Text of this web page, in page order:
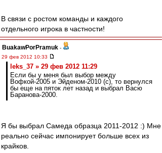
В связи с ростом команды и каждого
отдельного игрока в частности!
BuakawPorPramuk -
29 фев 2012 10:33
leks_37 » 29 фев 2012 11:29
Если бы у меня был выбор между
Вофкой-2005 и Эйденом-2010 (с), то вернулся
бы еще на пяток лет назад и выбрал Васю
Баранова-2000.
Я бы выбрал Самеда образца 2011-2012 :) Мне
реально сейчас импонирует больше всех из
крайков.